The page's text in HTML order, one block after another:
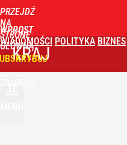
PRZEJDŹ
NA
STRONĘ
GŁÓWNĄ
WPROST
WIADOMOŚCI POLITYKA BIZNES
KRAJ